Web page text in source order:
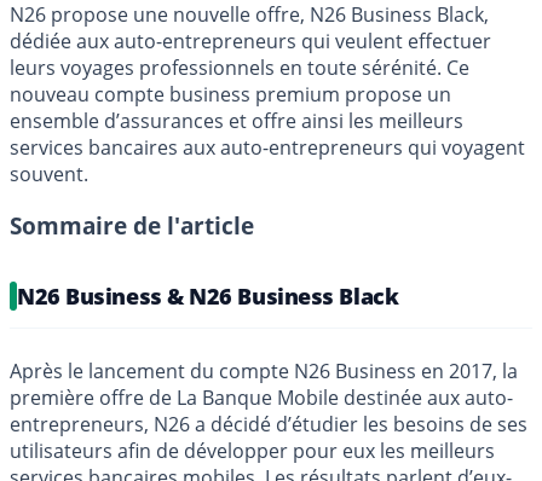
N26 propose une nouvelle offre, N26 Business Black,
dédiée aux auto-entrepreneurs qui veulent effectuer
leurs voyages professionnels en toute sérénité. Ce
nouveau compte business premium propose un
ensemble d’assurances et offre ainsi les meilleurs
services bancaires aux auto-entrepreneurs qui voyagent
souvent.
Sommaire de l'article
N26 Business & N26 Business Black
Après le lancement du compte N26 Business en 2017, la
première offre de La Banque Mobile destinée aux auto-
entrepreneurs, N26 a décidé d’étudier les besoins de ses
utilisateurs afin de développer pour eux les meilleurs